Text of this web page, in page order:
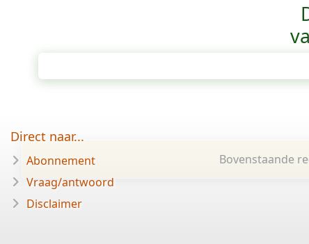
Bovenstaande
Direct naar...
Abonnement
Vraag/antwoord
Disclaimer